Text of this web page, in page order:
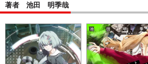
著者 池田 明季哉